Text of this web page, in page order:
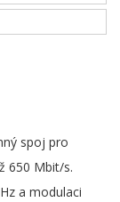
spoj pro
650 Mbit/s.
a modulaci